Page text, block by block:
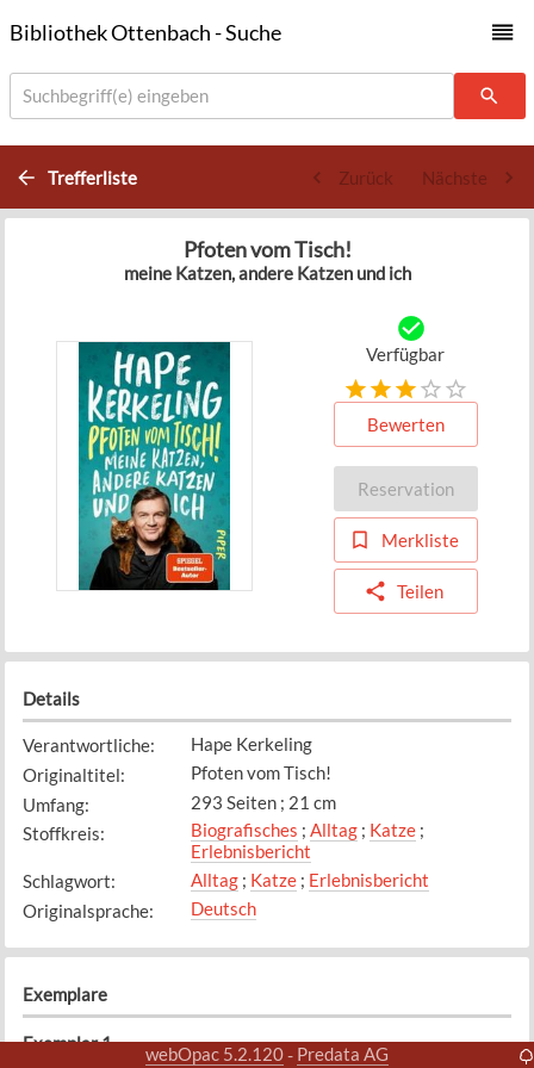
Bibliothek Ottenbach - Suche
Suchbegriff(e) eingeben
Trefferliste Zurück Nächste
Pfoten vom Tisch!
meine Katzen, andere Katzen und ich
Verfügbar
Bewerten
Reservation
Merkliste
Teilen
Details
Verantwortliche:
Hape Kerkeling
Originaltitel:
Pfoten vom Tisch!
Umfang:
293 Seiten ; 21 cm
Stoffkreis: Biografisches ; Alltag; Katze;
Erlebnisbericht
Schlagwort: Alltag; Katze; Erlebnisbericht
Originalsprache: Deutsch
Exemplare
Exemplar1 webOpac 5.2.120- Predata AG